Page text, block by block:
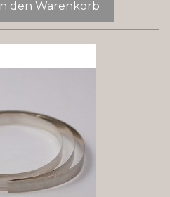
In den Warenkorb